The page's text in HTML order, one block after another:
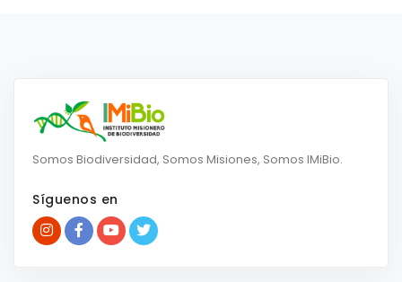
Somos Biodiversidad, Somos Misiones, Somos IMiBio.
Síguenos en